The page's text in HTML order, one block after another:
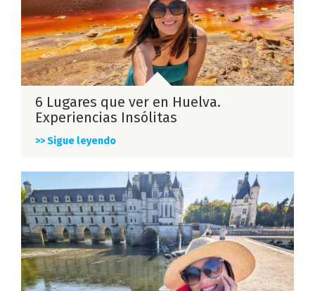
6 Lugares que ver en Huelva.
Experiencias Insólitas
>> Sigue leyendo